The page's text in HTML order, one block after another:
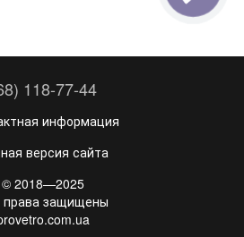
118-77-44
информация
версия сайта
© 2018—2025
права защищены